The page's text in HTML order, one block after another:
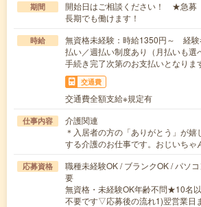
期間
開始日はご相談ください！ ★急募
長期でも働けます！
時給
無資格未経験：時給1350円～ 経
払い／週払い制度あり（月払いも選
手続き完了次第のお支払いとなりま
交通費
交通費全額支給※規定有
仕事内容
介護関連
＊入居者の方の「ありがとう」が
する介護のお仕事です。おじいち
応募資格
職種未経験OK / ブランクOK / パソ
要
無資格・未経験OK年齢不問★10名
不要です▽応募後の流れ1)翌営業日